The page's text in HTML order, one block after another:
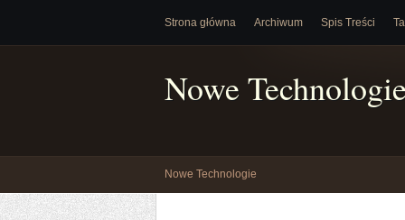
Strona główna Archiwum Spis Treści
Nowe
Nowe Technologie